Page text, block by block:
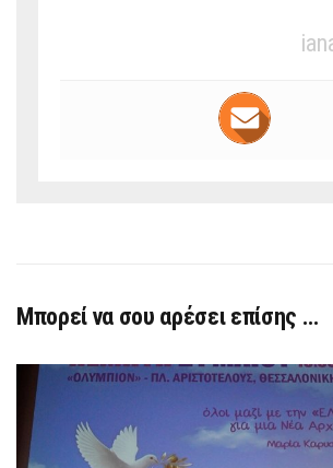
Μπορεί να σου αρέσει επίσης …